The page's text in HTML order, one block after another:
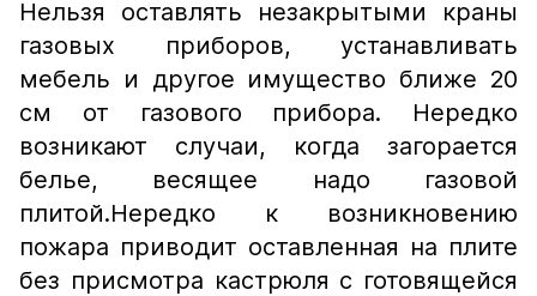
Нельзя оставлять незакрытыми краны
газовых приборов, устанавливать
мебель и другое имущество ближе 20
см от газового прибора. Нередко
возникают случаи, когда загорается
белье, весящее надо газовой
плитой.Нередко к возникновению
пожара приводит оставленная на плите
без присмотра кастрюля с готовящейся